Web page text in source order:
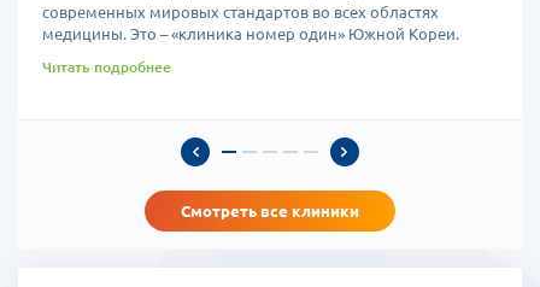
современных мировых стандартов во всех областях
медицины. Это – «клиника номер один» Южной Кореи.
Читать подробнее
Смотреть все клиники